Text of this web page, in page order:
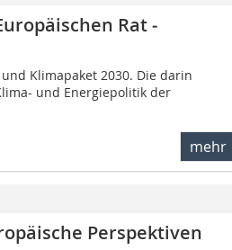
Rat
Klimapaket 2030. Die darin
und Energiepolitik der
mehr
Perspektiven